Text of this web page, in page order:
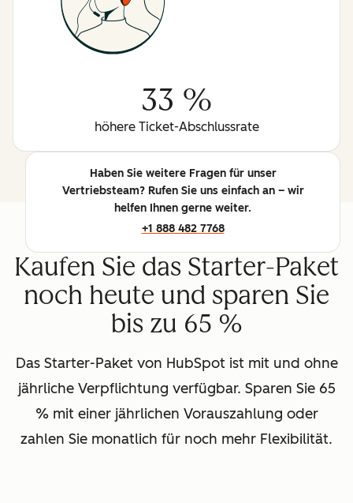
33 %
höhere Ticket-Abschlussrate
Haben Sie weitere Fragen für unser
Vertriebsteam? Rufen Sie uns einfach an – wir
helfen Ihnen gerne weiter.
+1 888 482 7768
Kaufen Sie das Starter-Paket
noch heute und sparen Sie
bis zu 65 %
Das Starter-Paket von HubSpot ist mit und ohne
jährliche Verpflichtung verfügbar. Sparen Sie 65
% mit einer jährlichen Vorauszahlung oder
zahlen Sie monatlich für noch mehr Flexibilität.